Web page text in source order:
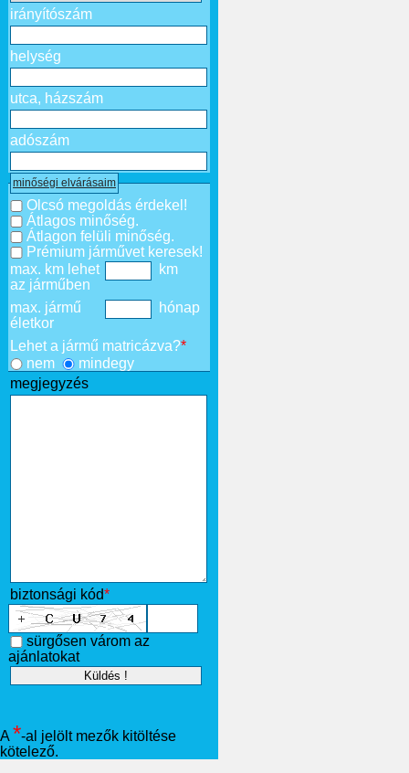
irányítószám
helység
utca, házszám
adószám
minőségi elvárásaim
Olcsó megoldás érdekel!
Átlagos minőség.
Átlagon felüli minőség.
Prémium járművet keresek!
max. km lehet
az járműben
km
max. jármű
életkor
hónap
Lehet a jármű matricázva?*
nem
mindegy
megjegyzés
biztonsági kód*
sürgősen várom az
ajánlatokat
A *-al jelölt mezők kitöltése
kötelező.